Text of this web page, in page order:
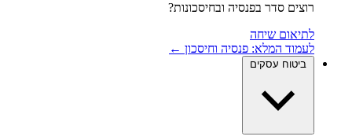
רוצים סדר בפנסיה ובחיסכונות?
לתיאום שיחה
לעמוד המלא: פנסיה וחיסכון ←
ביטוח עסקים